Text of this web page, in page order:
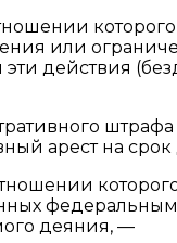
или
действия
арест на срок
деяния, —